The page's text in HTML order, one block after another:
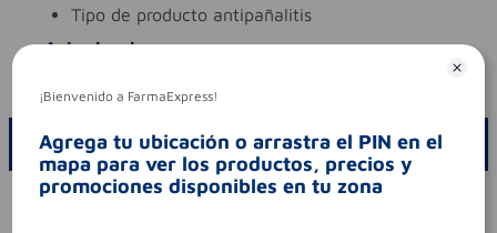
tipo de producto antipañalitis
Aviso legal
ESCRIBE UN COMENTARIO
Por favor, inicie sesión para escribir un comentario
¡Bienvenido a FarmaExpress!
Agrega tu ubicación o arrastra el PIN en el
mapa para ver los productos, precios y
promociones disponibles en tu zona